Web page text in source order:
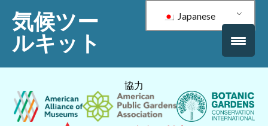
気候ツー
ルキット
Japanese
協力